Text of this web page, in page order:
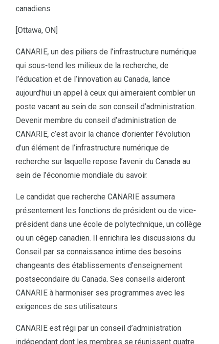
canadiens
[Ottawa, ON]
CANARIE, un des piliers de l’infrastructure numérique
qui sous-tend les milieux de la recherche, de
l’éducation et de l’innovation au Canada, lance
aujourd’hui un appel à ceux qui aimeraient combler un
poste vacant au sein de son conseil d’administration.
Devenir membre du conseil d’administration de
CANARIE, c’est avoir la chance d’orienter l’évolution
d’un élément de l’infrastructure numérique de
recherche sur laquelle repose l’avenir du Canada au
sein de l’économie mondiale du savoir.
Le candidat que recherche CANARIE assumera
présentement les fonctions de président ou de vice-
président dans une école de polytechnique, un collège
ou un cégep canadien. Il enrichira les discussions du
Conseil par sa connaissance intime des besoins
changeants des établissements d’enseignement
postsecondaire du Canada. Ses conseils aideront
CANARIE à harmoniser ses programmes avec les
exigences de ses utilisateurs.
CANARIE est régi par un conseil d’administration
indépendant dont les membres se réunissent quatre